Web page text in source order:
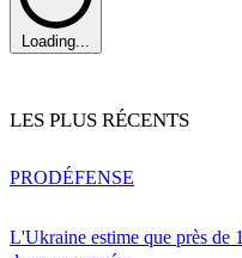
Loading...
LES PLUS RÉCENTS
L'Ukraine estime que près de
PRODÉFENSE